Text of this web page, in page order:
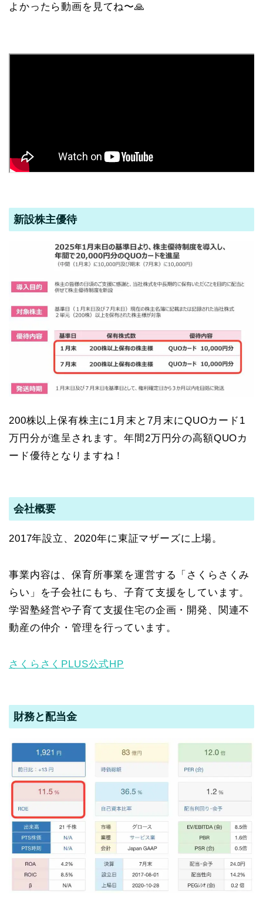
よかったら動画を見てね〜🙏
新設株主優待
200株以上保有株主に1月末と7月末にQUOカード1
万円分が進呈されます。年間2万円分の高額QUOカ
ード優待となりますね！
会社概要
2017年設立、2020年に東証マザーズに上場。
事業内容は、保育所事業を運営する「さくらさくみ
らい」を子会社にもち、子育て支援をしています。
学習塾経営や子育て支援住宅の企画・開発、関連不
動産の仲介・管理を行っています。
さくらさくPLUS公式HP
財務と配当金